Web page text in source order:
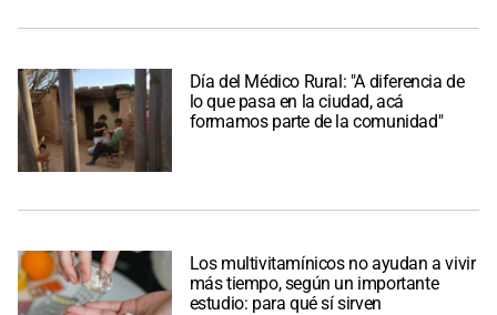
Día del Médico Rural: "A diferencia de
lo que pasa en la ciudad, acá
formamos parte de la comunidad"
Los multivitamínicos no ayudan a vivir
más tiempo, según un importante
estudio: para qué sí sirven